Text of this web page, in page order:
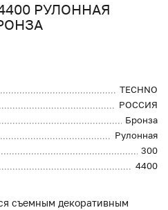
РУЛОННАЯ
TECHNO
РОССИЯ
Бронза
Рулонная
300
4400
съемным декоративным